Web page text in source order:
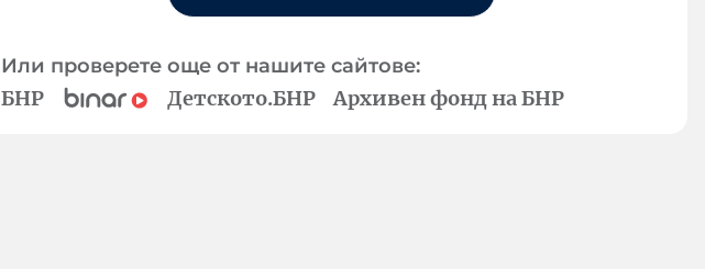
Или проверете още от нашите сайтове:
БНР Детското.БНР Архивен фонд на БНР